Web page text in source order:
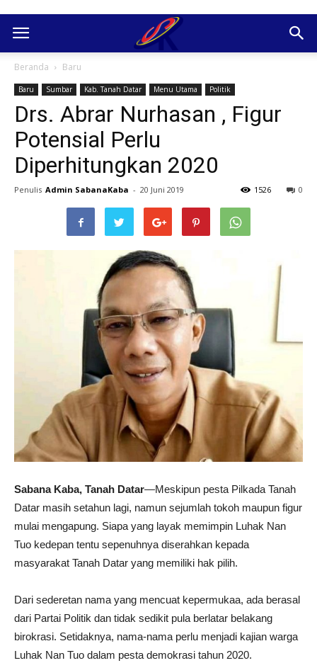
Beranda Baru
Baru Sumbar Kab. Tanah Datar Menu Utama Politik
Drs. Abrar Nurhasan , Figur
Potensial Perlu
Diperhitungkan 2020
Penulis Admin SabanaKaba - 20 Juni 2019 0
1526
Sabana Kaba, Tanah Datar—Meskipun pesta Pilkada Tanah
Datar masih setahun lagi, namun sejumlah tokoh maupun figur
mulai mengapung. Siapa yang layak memimpin Luhak Nan
Tuo kedepan tentu sepenuhnya diserahkan kepada
masyarakat Tanah Datar yang memiliki hak pilih.
Dari sederetan nama yang mencuat kepermukaa, ada berasal
dari Partai Politik dan tidak sedikit pula berlatar belakang
birokrasi. Setidaknya, nama-nama perlu menjadi kajian warga
Luhak Nan Tuo dalam pesta demokrasi tahun 2020.